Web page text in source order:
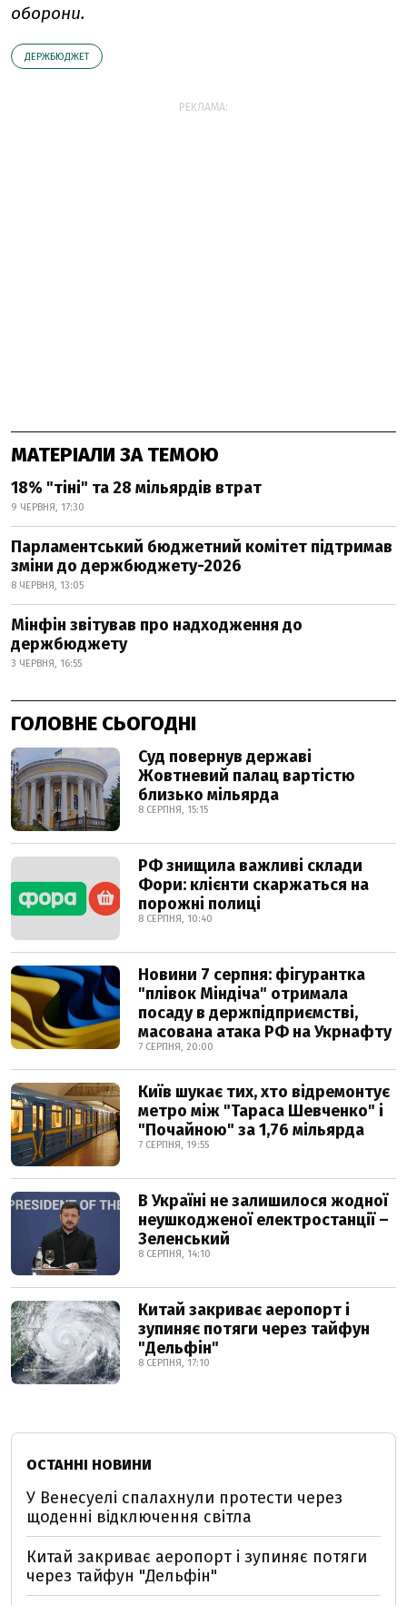
оборони.
ДЕРЖБЮДЖЕТ
РЕКЛАМА:
МАТЕРІАЛИ ЗА ТЕМОЮ
18% "тіні" та 28 мільярдів втрат
9 ЧЕРВНЯ, 17:30
Парламентський бюджетний комітет підтримав
зміни до держбюджету-2026
8 ЧЕРВНЯ, 13:05
Мінфін звітував про надходження до
держбюджету
3 ЧЕРВНЯ, 16:55
ГОЛОВНЕ СЬОГОДНІ
Суд повернув державі
Жовтневий палац вартістю
близько мільярда
8 СЕРПНЯ, 15:15
РФ знищила важливі склади
Фори: клієнти скаржаться на
порожні полиці
8 СЕРПНЯ, 10:40
Новини 7 серпня: фігурантка
"плівок Міндіча" отримала
посаду в держпідприємстві,
масована атака РФ на Укрнафту
7 СЕРПНЯ, 20:00
Київ шукає тих, хто відремонтує
метро між "Тараса Шевченко" і
"Почайною" за 1,76 мільярда
7 СЕРПНЯ, 19:55
В Україні не залишилося жодної
неушкодженої електростанції –
Зеленський
8 СЕРПНЯ, 14:10
Китай закриває аеропорт і
зупиняє потяги через тайфун
"Дельфін"
8 СЕРПНЯ, 17:10
ОСТАННІ НОВИНИ
У Венесуелі спалахнули протести через
щоденні відключення світла
Китай закриває аеропорт і зупиняє потяги
через тайфун "Дельфін"